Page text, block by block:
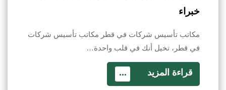
خبراء
مكاتب تأسيس شركات في قطر مكاتب تأسيس شركات
في قطر، تخيل أنك في قلب واحدة…
قراءة المزيد ...